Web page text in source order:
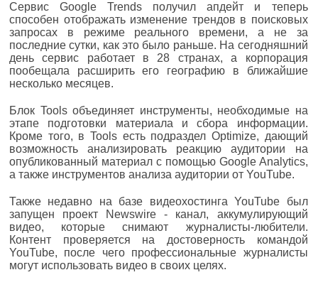
Сервис Google Trends получил апдейт и теперь
способен отображать изменение трендов в поисковых
запросах в режиме реального времени, а не за
последние сутки, как это было раньше. На сегодняшний
день сервис работает в 28 странах, а корпорация
пообещала расширить его географию в ближайшие
несколько месяцев.
Блок Tools объединяет инструменты, необходимые на
этапе подготовки материала и сбора информации.
Кроме того, в Tools есть подраздел Optimize, дающий
возможность анализировать реакцию аудитории на
опубликованный материал с помощью Google Analytics,
а также инструментов анализа аудитории от YouTube.
Также недавно на базе видеохостинга YouTube был
запущен проект Newswire - канал, аккумулирующий
видео, которые снимают журналисты-любители.
Контент проверяется на достоверность командой
YouTube, после чего профессиональные журналисты
могут использовать видео в своих целях.